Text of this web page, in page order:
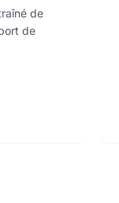
de
de